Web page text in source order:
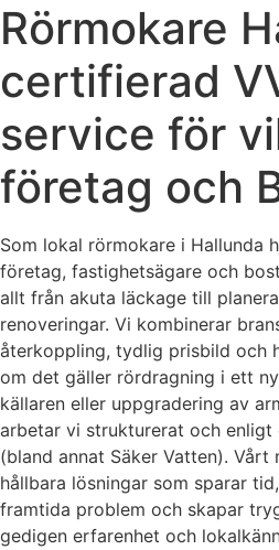
Rörmokare
certifierad
service för
företag och
Som lokal rörmokare i Hallunda
företag, fastighetsägare och
allt från akuta läckage till
renoveringar. Vi kombinerar
återkoppling, tydlig prisbild och
om det gäller rördragning i ett
källaren eller uppgradering av
arbetar vi strukturerat och enligt
(bland annat Säker Vatten). Vårt
hållbara lösningar som sparar
framtida problem och skapar
gedigen erfarenhet och